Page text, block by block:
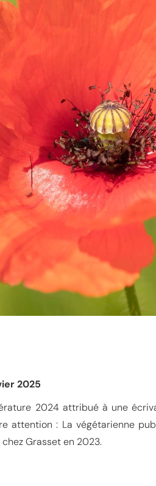
2025
2024 attribué à une
attention : La végétarienne
Grasset en 2023.